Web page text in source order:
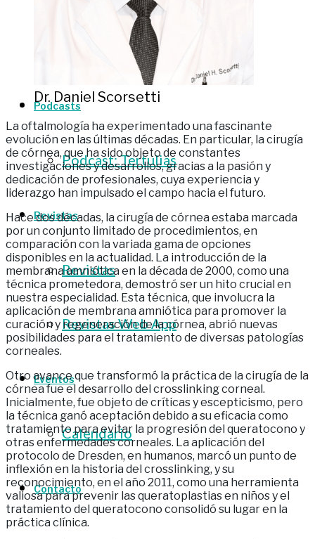
Tecnología
Podcasts
Podcast: Tertulias
Revistas
Revistas
Revistas Web App
Eventos
Calendario
Contacto
Dr. Daniel Scorsetti
La oftalmología ha experimentado una fascinante
evolución en las últimas décadas. En particular, la cirugía
de córnea, que ha sido objeto de constantes
investigaciones y desarrollos, gracias a la pasión y
dedicación de profesionales, cuya experiencia y
liderazgo han impulsado el campo hacia el futuro.
Hace dos décadas, la cirugía de córnea estaba marcada
por un conjunto limitado de procedimientos, en
comparación con la variada gama de opciones
disponibles en la actualidad. La introducción de la
membrana amniótica en la década de 2000, como una
técnica prometedora, demostró ser un hito crucial en
nuestra especialidad. Esta técnica, que involucra la
aplicación de membrana amniótica para promover la
curación y regeneración de la córnea, abrió nuevas
posibilidades para el tratamiento de diversas patologías
corneales.
Otro avance que transformó la práctica de la cirugía de la
córnea fue el desarrollo del crosslinking corneal.
Inicialmente, fue objeto de críticas y escepticismo, pero
la técnica ganó aceptación debido a su eficacia como
tratamiento para evitar la progresión del queratocono y
otras enfermedades corneales. La aplicación del
protocolo de Dresden, en humanos, marcó un punto de
inflexión en la historia del crosslinking, y su
reconocimiento, en el año 2011, como una herramienta
valiosa para prevenir las queratoplastias en niños y el
tratamiento del queratocono consolidó su lugar en la
práctica clínica.